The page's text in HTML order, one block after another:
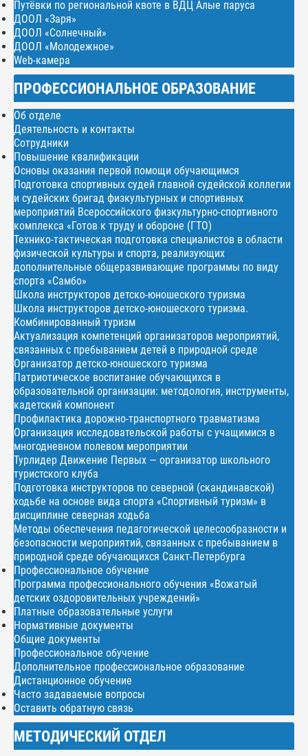
Путёвки по региональной квоте в ВДЦ Алые паруса
ДООЛ «Заря»
ДООЛ «Солнечный»
ДООЛ «Молодежное»
Web-камера
ПРОФЕССИОНАЛЬНОЕ ОБРАЗОВАНИЕ
Об отделе
Деятельность и контакты
Сотрудники
Повышение квалификации
Основы оказания первой помощи обучающимся
Подготовка спортивных судей главной судейской коллегии
и судейских бригад физкультурных и спортивных
мероприятий Всероссийского физкультурно-спортивного
комплекса «Готов к труду и обороне (ГТО)
Технико-тактическая подготовка специалистов в области
физической культуры и спорта, реализующих
дополнительные общеразвивающие программы по виду
спорта «Самбо»
Школа инструкторов детско-юношеского туризма
Школа инструкторов детско-юношеского туризма.
Комбинированный туризм
Актуализация компетенций организаторов мероприятий,
связанных с пребыванием детей в природной среде
Организатор детско-юношеского туризма
Патриотическое воспитание обучающихся в
образовательной организации: методология, инструменты,
кадетский компонент
Профилактика дорожно-транспортного травматизма
Организация исследовательской работы с учащимися в
многодневном полевом мероприятии
Турлидер Движение Первых — организатор школьного
туристского клуба
Подготовка инструкторов по северной (скандинавской)
ходьбе на основе вида спорта «Спортивный туризм» в
дисциплине северная ходьба
Методы обеспечения педагогической целесообразности и
безопасности мероприятий, связанных с пребыванием в
природной среде обучающихся Санкт-Петербурга
Профессиональное обучение
Программа профессионального обучения «Вожатый
детских оздоровительных учреждений»
Платные образовательные услуги
Нормативные документы
Общие документы
Профессиональное обучение
Дополнительное профессиональное образование
Дистанционное обучение
Часто задаваемые вопросы
Оставить обратную связь
МЕТОДИЧЕСКИЙ ОТДЕЛ